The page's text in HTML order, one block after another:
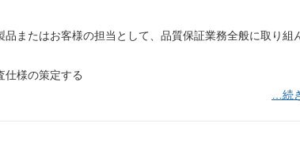
またはお客様の担当として、品質保証業務全般に取り組
仕様の策定する
…続